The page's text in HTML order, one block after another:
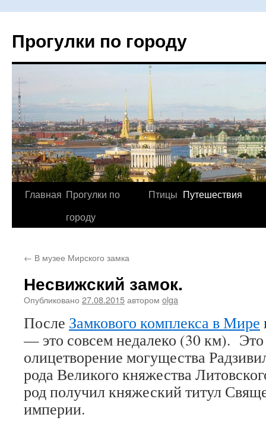
Прогулки по городу
Перейти
Главная Прогулки по
городу
Птицы Путешествия
← В музее Мирского замка
Несвижский замок.
Опубликовано 27.08.2015автором olga
После Замкового комплекса в Мире
— это совсем недалеко (30 км).
олицетворение могущества
рода Великого княжества
род получил княжеский титул
империи.